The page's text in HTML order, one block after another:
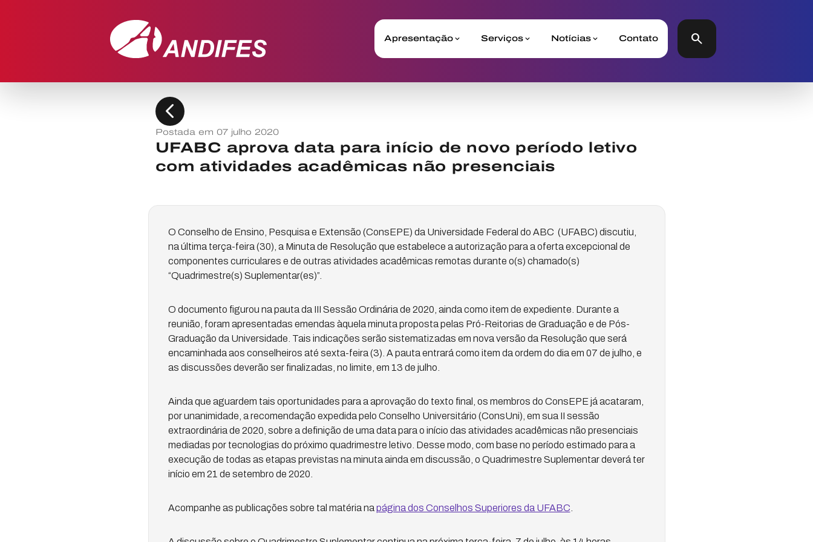
Apresentação Serviços Notícias Contato search
chevron_left
Postada em 07 julho 2020
UFABC aprova data para início de novo período letivo
com atividades acadêmicas não presenciais
O Conselho de Ensino, Pesquisa e Extensão (ConsEPE) da Universidade Federal do ABC (UFABC) discutiu,
na última terça-feira (30), a Minuta de Resolução que estabelece a autorização para a oferta excepcional de
componentes curriculares e de outras atividades acadêmicas remotas durante o(s) chamado(s)
“Quadrimestre(s) Suplementar(es)”.
O documento figurou na pauta da III Sessão Ordinária de 2020, ainda como item de expediente. Durante a
reunião, foram apresentadas emendas àquela minuta proposta pelas Pró-Reitorias de Graduação e de Pós-
Graduação da Universidade. Tais indicações serão sistematizadas em nova versão da Resolução que será
encaminhada aos conselheiros até sexta-feira (3). A pauta entrará como item da ordem do dia em 07 de julho, e
as discussões deverão ser finalizadas, no limite, em 13 de julho.
Ainda que aguardem tais oportunidades para a aprovação do texto final, os membros do ConsEPE já acataram,
por unanimidade, a recomendação expedida pelo Conselho Universitário (ConsUni), em sua II sessão
extraordinária de 2020, sobre a definição de uma data para o início das atividades acadêmicas não presenciais
mediadas por tecnologias do próximo quadrimestre letivo. Desse modo, com base no período estimado para a
execução de todas as etapas previstas na minuta ainda em discussão, o Quadrimestre Suplementar deverá ter
início em 21 de setembro de 2020.
Acompanhe as publicações sobre tal matéria na página dos Conselhos Superiores da UFABC